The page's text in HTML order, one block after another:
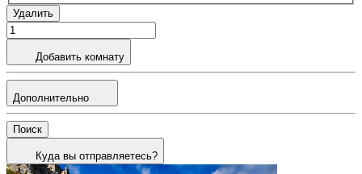
Удалить
Добавить комнату
Дополнительно
Поиск
Куда вы отправляетесь?